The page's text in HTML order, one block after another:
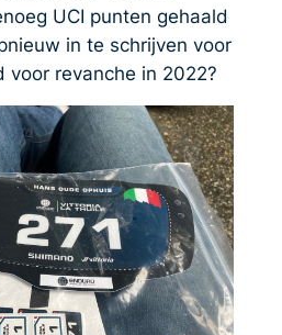
UCI punten gehaald
in te schrijven voor
voor revanche in 2022?